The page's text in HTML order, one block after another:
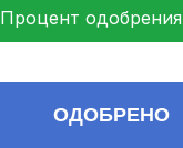
Процент одобрения
ПОЛУЧИТЬ